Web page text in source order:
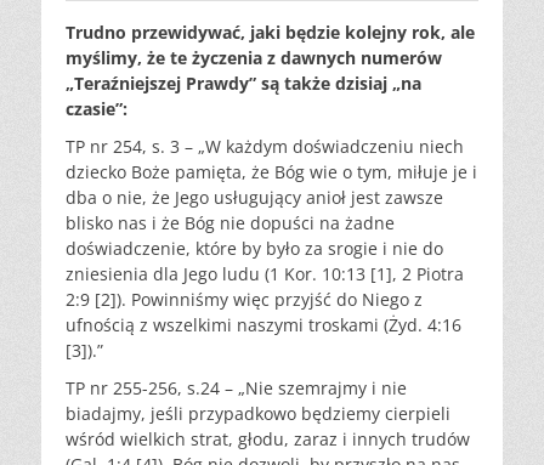
Trudno przewidywać, jaki będzie kolejny rok, ale
myślimy, że te życzenia z dawnych numerów
„Teraźniejszej Prawdy” są także dzisiaj „na
czasie”:
TP nr 254, s. 3 – „W każdym doświadczeniu niech
dziecko Boże pamięta, że Bóg wie o tym, miłuje je i
dba o nie, że Jego usługujący anioł jest zawsze
blisko nas i że Bóg nie dopuści na żadne
doświadczenie, które by było za srogie i nie do
zniesienia dla Jego ludu (1 Kor. 10:13 [1], 2 Piotra
2:9 [2]). Powinniśmy więc przyjść do Niego z
ufnością z wszelkimi naszymi troskami (Żyd. 4:16
[3]).”
TP nr 255-256, s.24 – „Nie szemrajmy i nie
biadajmy, jeśli przypadkowo będziemy cierpieli
wśród wielkich strat, głodu, zaraz i innych trudów